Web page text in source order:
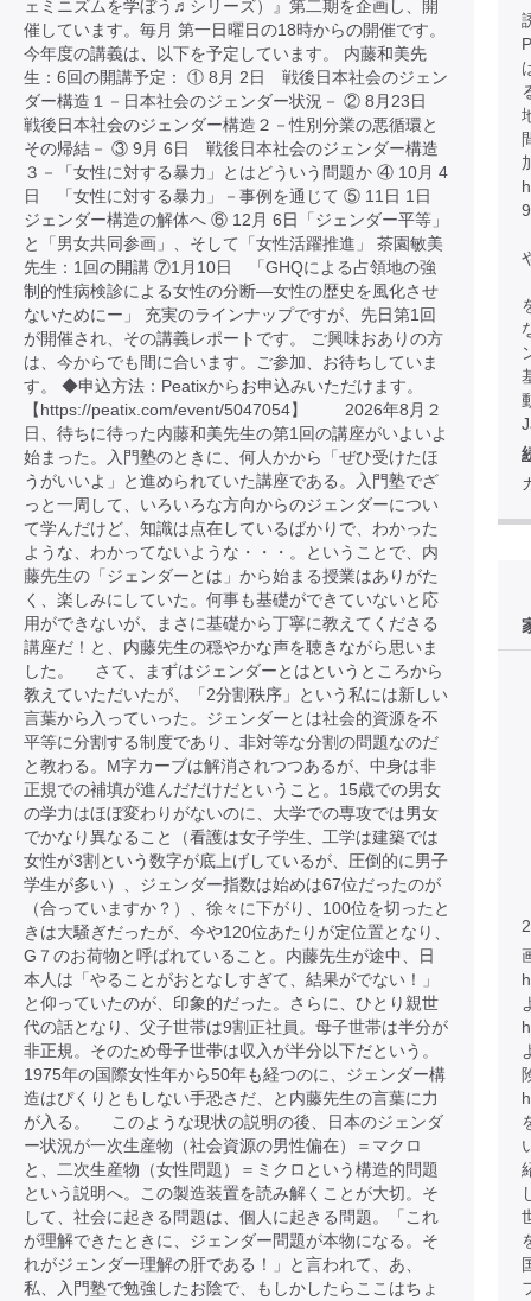
ェミニズムを学ぼう♬シリーズ）』第二期を企画し、開
催しています。毎月 第一日曜日の18時からの開催です。
今年度の講義は、以下を予定しています。 内藤和美先
生：6回の開講予定： ① 8月 2日 戦後日本社会のジェン
ダー構造１－日本社会のジェンダー状況－ ② 8月23日
戦後日本社会のジェンダー構造２－性別分業の悪循環と
その帰結－ ③ 9月 6日 戦後日本社会のジェンダー構造
３－「女性に対する暴力」とはどういう問題か ④ 10月 4
日 「女性に対する暴力」－事例を通じて ⑤ 11日 1日
ジェンダー構造の解体へ ⑥ 12月 6日「ジェンダー平等」
と「男女共同参画」、そして「女性活躍推進」 茶園敏美
先生：1回の開講 ⑦1月10日 「GHQによる占領地の強
制的性病検診による女性の分断―女性の歴史を風化させ
ないためにー」 充実のラインナップですが、先日第1回
が開催され、その講義レポートです。 ご興味おありの方
は、今からでも間に合います。ご参加、お待ちしていま
す。 ◆申込方法：Peatixからお申込みいただけます。
【https://peatix.com/event/5047054】 2026年8月２
日、待ちに待った内藤和美先生の第1回の講座がいよいよ
始まった。入門塾のときに、何人かから「ぜひ受けたほ
うがいいよ」と進められていた講座である。入門塾でざ
っと一周して、いろいろな方向からのジェンダーについ
て学んだけど、知識は点在しているばかりで、わかった
ような、わかってないような・・・。ということで、内
藤先生の「ジェンダーとは」から始まる授業はありがた
く、楽しみにしていた。何事も基礎ができていないと応
用ができないが、まさに基礎から丁寧に教えてくださる
講座だ！と、内藤先生の穏やかな声を聴きながら思いま
した。 さて、まずはジェンダーとはというところから
教えていただいたが、「2分割秩序」という私には新しい
言葉から入っていった。ジェンダーとは社会的資源を不
平等に分割する制度であり、非対等な分割の問題なのだ
と教わる。M字カーブは解消されつつあるが、中身は非
正規での補填が進んだだけだということ。15歳での男女
の学力はほぼ変わりがないのに、大学での専攻では男女
でかなり異なること（看護は女子学生、工学は建築では
女性が3割という数字が底上げしているが、圧倒的に男子
学生が多い）、ジェンダー指数は始めは67位だったのが
（合っていますか？）、徐々に下がり、100位を切ったと
きは大騒ぎだったが、今や120位あたりが定位置となり、
G７のお荷物と呼ばれていること。内藤先生が途中、日
本人は「やることがおとなしすぎて、結果がでない！」
と仰っていたのが、印象的だった。さらに、ひとり親世
代の話となり、父子世帯は9割正社員。母子世帯は半分が
非正規。そのため母子世帯は収入が半分以下だという。
1975年の国際女性年から50年も経つのに、ジェンダー構
造はぴくりともしない手恐さだ、と内藤先生の言葉に力
が入る。 このような現状の説明の後、日本のジェンダ
ー状況が一次生産物（社会資源の男性偏在）＝マクロ
と、二次生産物（女性問題）＝ミクロという構造的問題
という説明へ。この製造装置を読み解くことが大切。そ
して、社会に起きる問題は、個人に起きる問題。「これ
が理解できたときに、ジェンダー問題が本物になる。そ
れがジェンダー理解の肝である！」と言われて、あ、
私、入門塾で勉強したお陰で、もしかしたらここはちょ